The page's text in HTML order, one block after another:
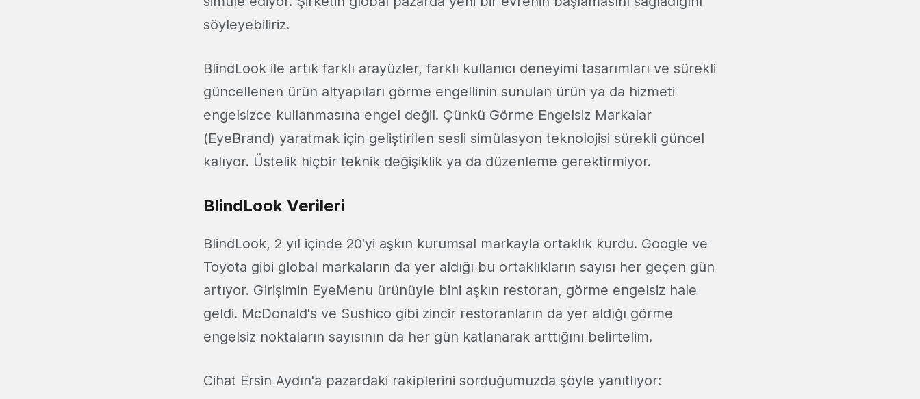
söyleyebiliriz.
BlindLook ile artık farklı arayüzler, farklı kullanıcı deneyimi tasarımları ve sürekli
güncellenen ürün altyapıları görme engellinin sunulan ürün ya da hizmeti
engelsizce kullanmasına engel değil. Çünkü Görme Engelsiz Markalar
(EyeBrand) yaratmak için geliştirilen sesli simülasyon teknolojisi sürekli güncel
kalıyor. Üstelik hiçbir teknik değişiklik ya da düzenleme gerektirmiyor.
BlindLook Verileri
BlindLook, 2 yıl içinde 20'yi aşkın kurumsal markayla ortaklık kurdu. Google ve
Toyota gibi global markaların da yer aldığı bu ortaklıkların sayısı her geçen gün
artıyor. Girişimin EyeMenu ürünüyle bini aşkın restoran, görme engelsiz hale
geldi. McDonald's ve Sushico gibi zincir restoranların da yer aldığı görme
engelsiz noktaların sayısının da her gün katlanarak arttığını belirtelim.
Cihat Ersin Aydın'a pazardaki rakiplerini sorduğumuzda şöyle yanıtlıyor: